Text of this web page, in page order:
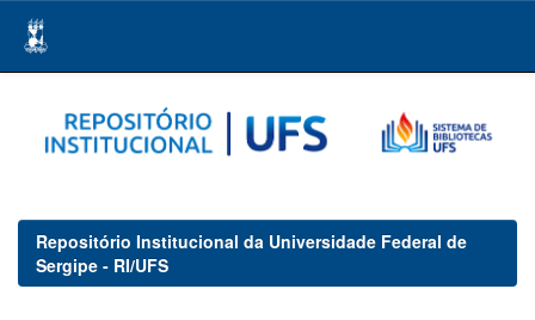
navigation
Repositório Institucional da Universidade Federal de
Sergipe - RI/UFS